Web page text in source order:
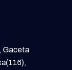
Gaceta